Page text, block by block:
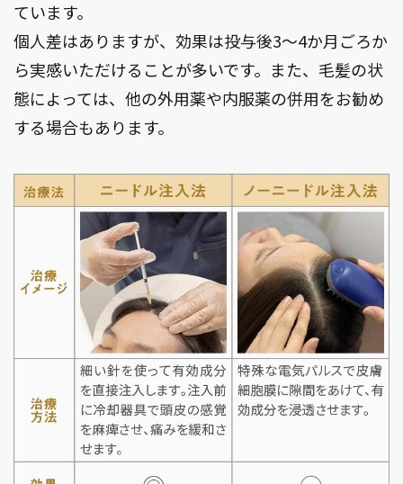
ています。
個人差はありますが、効果は投与後3〜4か月ごろか
ら実感いただけることが多いです。また、毛髪の状
態によっては、他の外用薬や内服薬の併用をお勧め
する場合もあります。